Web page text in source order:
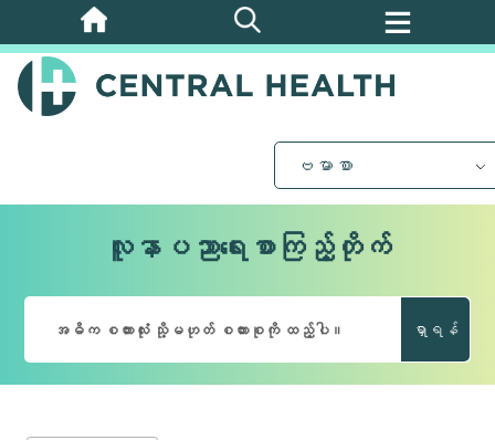
အဓိက
အကြောင်းအရာ
သို့
ဗမာစာ
လူနာပညာရေးစာကြည့်တိုက်
ရှာရန်